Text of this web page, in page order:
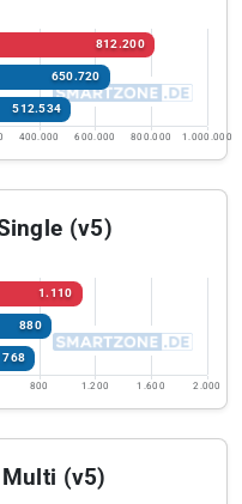
812.200
650.720
512.534
400.000 600.000 800.000 1.000.000
(v5)
1.110
880
768
800 1.200 1.600 2.000
(v5)